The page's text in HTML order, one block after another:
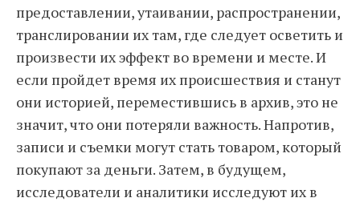
предоставлении, утаивании, распространении,
транслировании их там, где следует осветить и
произвести их эффект во времени и месте. И
если пройдет время их происшествия и станут
они историей, переместившись в архив, это не
значит, что они потеряли важность. Напротив,
записи и съемки могут стать товаром, который
покупают за деньги. Затем, в будущем,
исследователи и аналитики исследуют их в